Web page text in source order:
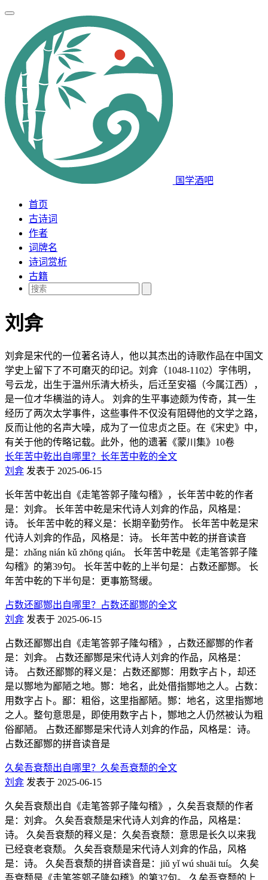
国学酒吧
首页
古诗词
作者
词牌名
诗词赏析
古籍
刘弇
刘弇是宋代的一位著名诗人，他以其杰出的诗歌作品在中国文
学史上留下了不可磨灭的印记。刘弇（1048-1102）字伟明，
号云龙，出生于温州乐清大桥头，后迁至安福（今属江西），
是一位才华横溢的诗人。 刘弇的生平事迹颇为传奇，其一生
经历了两次太学事件，这些事件不仅没有阻碍他的文学之路，
反而让他的名声大噪，成为了一位忠贞之臣。在《宋史》中，
有关于他的传略记载。此外，他的遗著《蒙川集》10卷
长年苦中乾出自哪里？长年苦中乾的全文
刘弇 发表于 2025-06-15
长年苦中乾出自《走笔答郭子隆勾稽》，长年苦中乾的作者
是：刘弇。 长年苦中乾是宋代诗人刘弇的作品，风格是：
诗。 长年苦中乾的释义是：长期辛勤劳作。 长年苦中乾是宋
代诗人刘弇的作品，风格是：诗。 长年苦中乾的拼音读音
是：zhǎng nián kǔ zhōng qián。 长年苦中乾是《走笔答郭子隆
勾稽》的第39句。 长年苦中乾的上半句是：占数还鄙酂。 长
年苦中乾的下半句是：更事筋驽缓。
占数还鄙酂出自哪里？占数还鄙酂的全文
刘弇 发表于 2025-06-15
占数还鄙酂出自《走笔答郭子隆勾稽》，占数还鄙酂的作者
是：刘弇。 占数还鄙酂是宋代诗人刘弇的作品，风格是：
诗。 占数还鄙酂的释义是：占数还鄙酂：用数字占卜，却还
是以酂地为鄙陋之地。酂：地名，此处借指酂地之人。占数：
用数字占卜。鄙：粗俗，这里指鄙陋。酂：地名，这里指酂地
之人。整句意思是，即使用数字占卜，酂地之人仍然被认为粗
俗鄙陋。 占数还鄙酂是宋代诗人刘弇的作品，风格是：诗。
占数还鄙酂的拼音读音是
久矣吾衰颓出自哪里？久矣吾衰颓的全文
刘弇 发表于 2025-06-15
久矣吾衰颓出自《走笔答郭子隆勾稽》，久矣吾衰颓的作者
是：刘弇。 久矣吾衰颓是宋代诗人刘弇的作品，风格是：
诗。 久矣吾衰颓的释义是：久矣吾衰颓：意思是长久以来我
已经衰老衰颓。 久矣吾衰颓是宋代诗人刘弇的作品，风格
是：诗。 久矣吾衰颓的拼音读音是：jiǔ yǐ wú shuāi tuí。 久矣